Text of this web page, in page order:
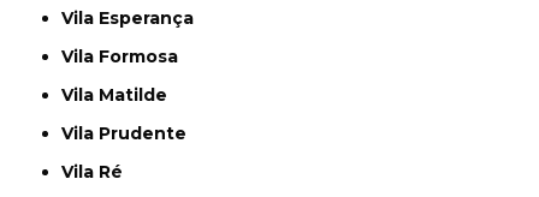
Vila Esperança
Vila Formosa
Vila Matilde
Vila Prudente
Vila Ré